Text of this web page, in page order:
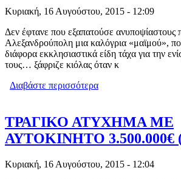
Κυριακή, 16 Αυγούστου, 2015 - 12:09
Δεν έφτανε που εξαπατούσε ανυποψίαστους
Αλεξανδρούπολη μια καλόγρια «μαϊμού»,
διάφορα εκκλησιαστικά είδη τάχα για την
τους… ξάφριζε κιόλας όταν κ
Διαβάστε περισσότερα
ΤΡΑΓΙΚΟ ΑΤΥΧΗΜΑ ΜΕ
ΑΥΤΟΚΙΝΗΤΟ 3.500.000€
Κυριακή, 16 Αυγούστου, 2015 - 12:04